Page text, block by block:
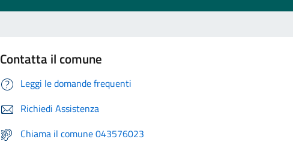
Contatta il comune
Leggi le domande frequenti
Richiedi Assistenza
Chiama il comune 043576023